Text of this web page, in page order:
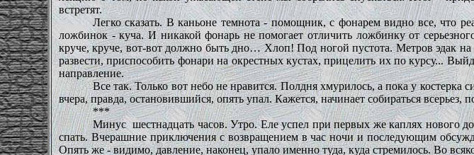
встретят.
Легко сказать. В каньоне темнота - помощник, с фонарем видно все, что
ложбинок - куча. И никакой фонарь не помогает отличить ложбинку от
круче, круче, вот-вот должно быть дно… Хлоп! Под ногой пустота. Метров эдак на
развести, приспособить фонари на окрестных кустах, прицелить их по курсу...
направление.
Все так. Только вот небо не нравится. Полдня хмурилось, а пока у
вчера, правда, остановившийся, опять упал. Кажется, начинает собираться всерьез,
***
Минус шестнадцать часов. Утро. Еле успел при первых же каплях нового
спать. Вчерашние приключения с возвращением в час ночи и последующим
Опять же - видимо, давление, наконец, упало именно туда, куда стремилось. Во